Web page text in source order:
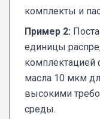
комплекты и
Пример 2:
единицы
комплектацией
масла 10 мкм
высокими
среды.